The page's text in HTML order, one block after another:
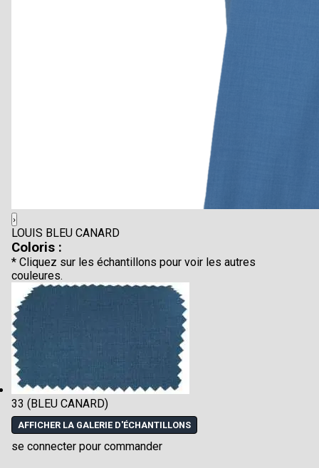
›
LOUIS BLEU CANARD
Coloris :
* Cliquez sur les échantillons pour voir les autres
couleures.
33 (BLEU CANARD)
AFFICHER LA GALERIE D'ÉCHANTILLONS
se connecter pour commander